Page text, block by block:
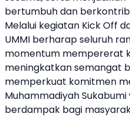
bertumbuh dan
Melalui kegiatan Kick Off
UMMI berharap seluruh
momentum mempererat
meningkatkan semangat
memperkuat komitmen
Muhammadiyah
berdampak bagi